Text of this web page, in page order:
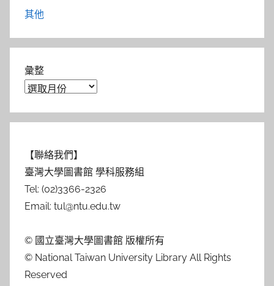
其他
彙整
【聯絡我們】
臺灣大學圖書館 學科服務組
Tel: (02)3366-2326
Email: tul@ntu.edu.tw
© 國立臺灣大學圖書館 版權所有
© National Taiwan University Library All Rights
Reserved